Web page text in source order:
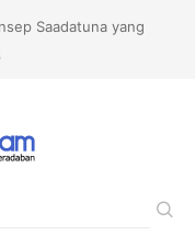
Saadatuna yang
Shiddiq